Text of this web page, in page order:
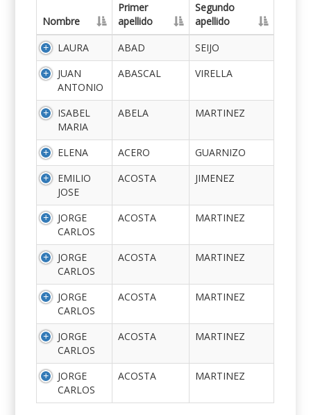
Nombre
Primer
apellido
Segundo
apellido
LAURA
ABAD
SEIJO
JUAN
ANTONIO
ABASCAL VIRELLA
ISABEL
MARIA
ABELA MARTINEZ
ELENA ACERO
GUARNIZO
EMILIO
JOSE
ACOSTA JIMENEZ
JORGE
CARLOS
ACOSTA MARTINEZ
JORGE
CARLOS
ACOSTA MARTINEZ
JORGE
CARLOS
ACOSTA MARTINEZ
JORGE
CARLOS
ACOSTA MARTINEZ
JORGE
CARLOS
ACOSTA MARTINEZ